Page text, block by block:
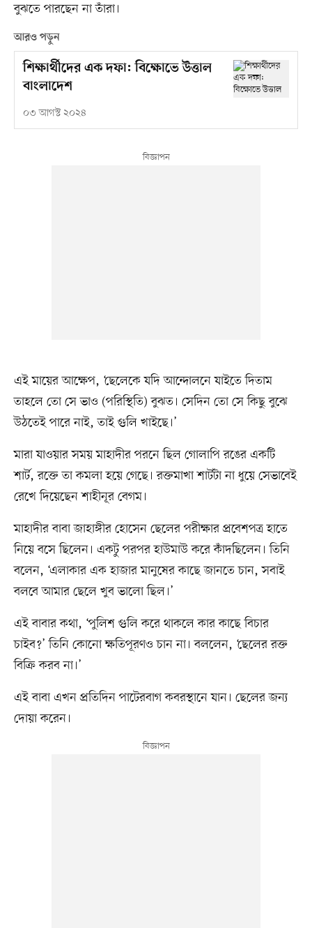
বুঝতে পারছেন না তাঁরা।
আরও পড়ুন
শিক্ষার্থীদের এক দফা: বিক্ষোভে উত্তাল
বাংলাদেশ
০৩ আগস্ট ২০২৪
এই মায়ের আক্ষেপ, ‘ছেলেকে যদি আন্দোলনে যাইতে দিতাম
তাহলে তো সে ভাও (পরিস্থিতি) বুঝত। সেদিন তো সে কিছু বুঝে
উঠতেই পারে নাই, তাই গুলি খাইছে।’
মারা যাওয়ার সময় মাহাদীর পরনে ছিল গোলাপি রঙের একটি
শার্ট, রক্তে তা কমলা হয়ে গেছে। রক্তমাখা শার্টটা না ধুয়ে সেভাবেই
রেখে দিয়েছেন শাহীনূর বেগম।
মাহাদীর বাবা জাহাঙ্গীর হোসেন ছেলের পরীক্ষার প্রবেশপত্র হাতে
নিয়ে বসে ছিলেন। একটু পরপর হাউমাউ করে কাঁদছিলেন। তিনি
বলেন, ‘এলাকার এক হাজার মানুষের কাছে জানতে চান, সবাই
বলবে আমার ছেলে খুব ভালো ছিল।’
এই বাবার কথা, ‘পুলিশ গুলি করে থাকলে কার কাছে বিচার
চাইব?’ তিনি কোনো ক্ষতিপূরণও চান না। বললেন, ‘ছেলের রক্ত
বিক্রি করব না।’
এই বাবা এখন প্রতিদিন পাটেরবাগ কবরস্থানে যান। ছেলের জন্য
দোয়া করেন।